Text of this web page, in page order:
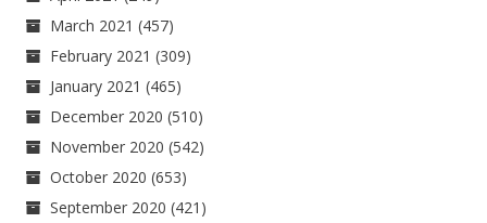
March 2021 (457)
February 2021 (309)
January 2021 (465)
December 2020 (510)
November 2020 (542)
October 2020 (653)
September 2020 (421)